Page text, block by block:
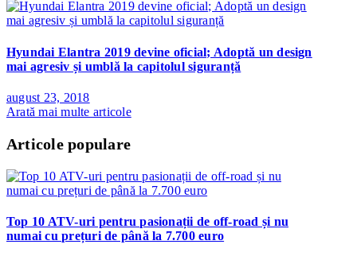
Hyundai Elantra 2019 devine oficial; Adoptă un design
mai agresiv și umblă la capitolul siguranță
august 23, 2018
Arată mai multe articole
Articole populare
Top 10 ATV-uri pentru pasionații de off-road și nu
numai cu prețuri de până la 7.700 euro